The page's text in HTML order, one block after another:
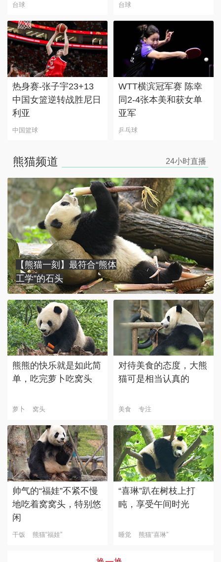
台球 台球
热身赛-张子宇23+13
中国女篮逆转战胜尼日
利亚
中国篮球
WTT横滨冠军赛 陈幸
同2-4张本美和获女单
亚军
乒乓球
熊猫频道 24小时直播
【熊猫一刻】最符合“熊体
工学”的石头
熊熊的快乐就是如此简
单，吃完萝卜吃窝头
萝卜 窝头
对待美食的态度，大熊
猫可是相当认真的
美食 专注
帅气的“福娃”不紧不慢
地吃着窝窝头，特别悠
闲
干饭 熊猫“福娃”
“喜琳”趴在树枝上打
盹，享受午间时光
睡觉 熊猫“喜琳”